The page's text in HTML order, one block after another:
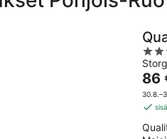
Ruotsi
3.5
out
of
5
on
86 €
yö
86